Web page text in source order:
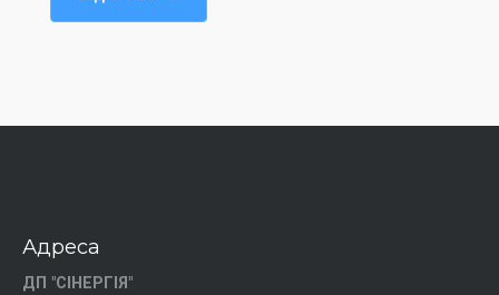
Адреса
ДП "СІНЕРГІЯ"